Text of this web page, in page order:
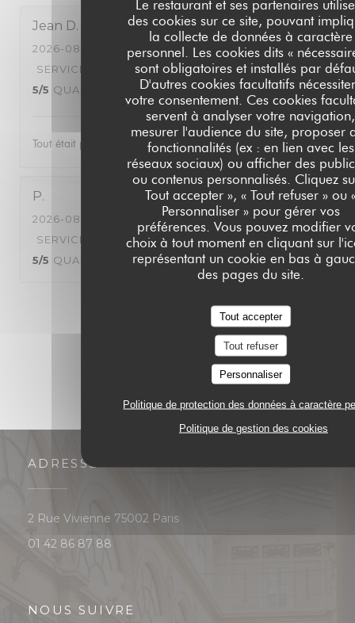
Le restaurant et ses partenaires
des cookies sur ce site, pouvant
la collecte de données à caractère
personnel. Les cookies dits «
sont obligatoires et installés par
D'autres cookies facultatifs
votre consentement. Ces cookies
servent à analyser votre navigation,
mesurer l'audience du site, proposer
fonctionnalités (ex : en lien avec les
réseaux sociaux) ou afficher des
ou contenus personnalisés. Cliquez
Tout accepter », « Tout refuser » ou
Personnaliser » pour gérer vos
préférences. Vous pouvez modifier
choix à tout moment en cliquant sur
représentant un cookie en bas à
des pages du site.
Tout accepter
Tout refuser
Personnaliser
Politique de protection des données à caractère
Politique de gestion des cookies
Jean D
2026-08-06
- 21:00 - COUVERTS 2
SERVICE
AMBIANCE : 5/5 CUISINE:
5/5 QUALITÉ / PRIX : 5/5
Tout était parfait nous avons passé une très bonne soirée
P
2026-08-06
- 19:30 - COUVERTS 4
SERVICE
AMBIANCE: 5 /5 CUISINE:
5/5 QUALITÉ / PRIX: 4/5
3
ADRESSE
2 Rue Vivienne 75002 Paris((ouvre une nouvelle fenêtre))
01 42 86 87 88
NOUS SUIVRE